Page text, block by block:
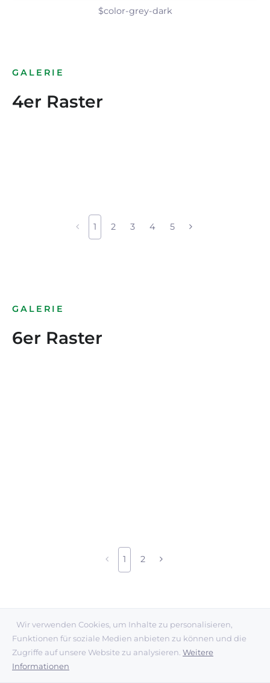
Wir verwenden Cookies, um Inhalte zu personalisieren,
Funktionen für soziale Medien anbieten zu können und die
Zugriffe auf unsere Website zu analysieren. Weitere
Informationen
$color-grey-dark
GALERIE
4er Raster
1 2 3 4 5
GALERIE
6er Raster
1 2
NEWS